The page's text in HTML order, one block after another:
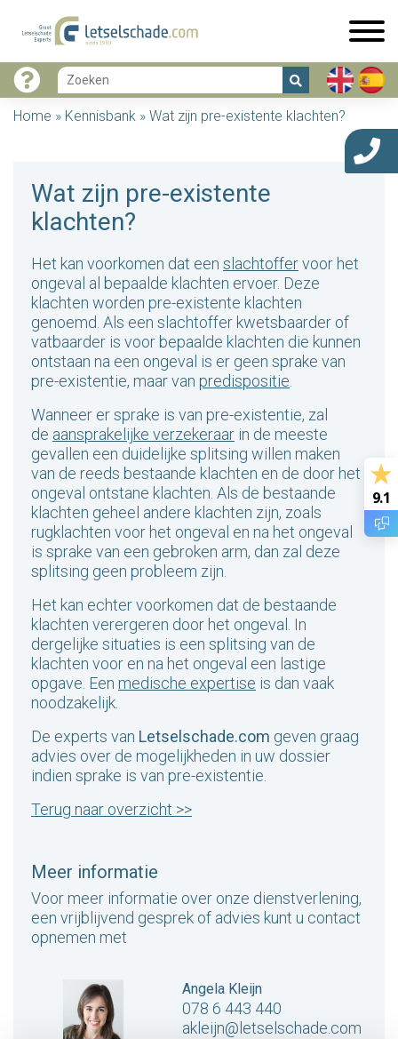
Home » Kennisbank » Wat zijn pre-existente klachten?
Wat zijn pre-existente
klachten?
Het kan voorkomen dat een slachtoffervoor het
ongeval al bepaalde klachten ervoer. Deze
klachten worden pre-existente klachten
genoemd. Als een slachtoffer kwetsbaarder of
vatbaarder is voor bepaalde klachten die kunnen
ontstaan na een ongeval is er geen sprake van
pre-existentie, maar van predispositie
Wanneer er sprake is van pre-existentie, zal
de aansprakelijke verzekeraar in de meeste
gevallen een duidelijke splitsing willen maken
van de reeds bestaande klachten en de door het
ongeval ontstane klachten. Als de bestaande
klachten geheel andere klachten zijn, zoals
rugklachten voor het ongeval en na het ongeval
is sprake van een gebroken arm, dan zal deze
splitsing geen probleem zijn.
Het kan echter voorkomen dat de bestaande
klachten verergeren door het ongeval. In
dergelijke situaties is een splitsing van de
klachten voor en na het ongeval een lastige
opgave. Een medische expertise is dan vaak
noodzakelijk.
De experts van Letselschade.com geven graag
advies over de mogelijkheden in uw dossier
indien sprake is van pre-existentie.
Terug naar overzicht >>
Meer informatie
Voor meer informatie over onze dienstverlening,
een vrijblijvend gesprek of advies kunt u contact
opnemen met
Angela Kleijn
078 6 443 440
akleijn@letselschade.com
9.1